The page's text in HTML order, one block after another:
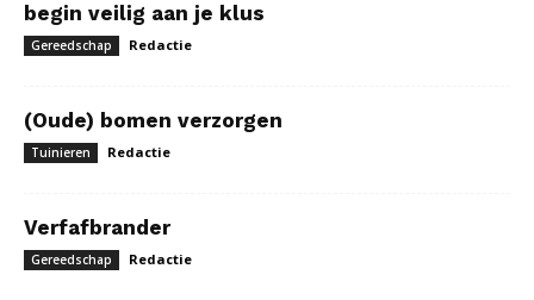
begin veilig aan je klus
Gereedschap Redactie
(Oude) bomen verzorgen
Tuinieren Redactie
Verfafbrander
Gereedschap Redactie